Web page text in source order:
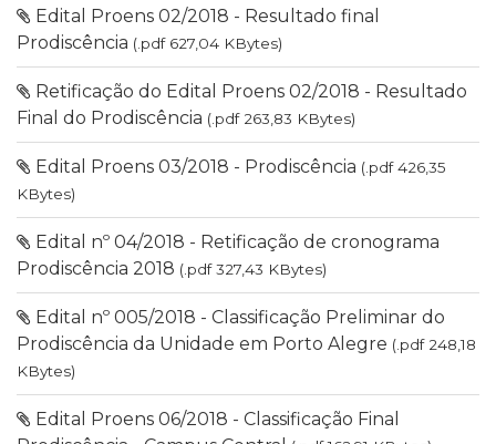
Edital Proens 02/2018 - Resultado final
Prodiscência (.pdf 627,04 KBytes)
Retificação do Edital Proens 02/2018 - Resultado
Final do Prodiscência (.pdf 263,83 KBytes)
Edital Proens 03/2018 - Prodiscência (.pdf 426,35
KBytes)
Edital nº 04/2018 - Retificação de cronograma
Prodiscência 2018 (.pdf 327,43 KBytes)
Edital nº 005/2018 - Classificação Preliminar do
Prodiscência da Unidade em Porto Alegre (.pdf 248,18
KBytes)
Edital Proens 06/2018 - Classificação Final